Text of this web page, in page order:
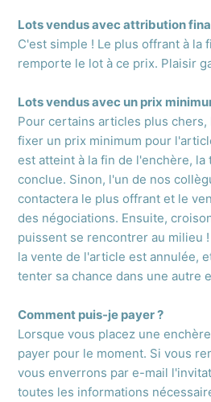
Lots vendus avec attribution
C'est simple ! Le plus offrant à la
remporte le lot à ce prix. Plaisir
Lots vendus avec un prix
Pour certains articles plus
fixer un prix minimum pour
est atteint à la fin de l'enchère, la
conclue. Sinon, l'un de nos
contactera le plus offrant et le
des négociations. Ensuite,
puissent se rencontrer au milieu
la vente de l'article est annulée,
tenter sa chance dans une autre
Comment puis-je payer ?
Lorsque vous placez une
payer pour le moment. Si vous
vous enverrons par e-mail
toutes les informations